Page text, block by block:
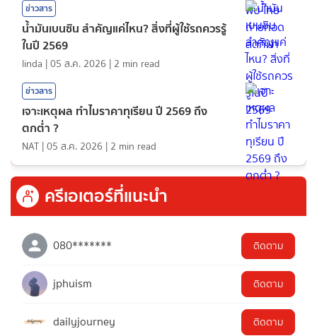
ข่าวสาร
น้ำมันเบนซิน สำคัญแค่ไหน? สิ่งที่ผู้ใช้รถควรรู้
ในปี 2569
linda |05 ส.ค. 2026 | 2 min read
ข่าวสาร
เจาะเหตุผล ทำไมราคาทุเรียน ปี 2569 ถึง
ตกต่ำ ?
NAT |05 ส.ค. 2026 | 2 min read
ครีเอเตอร์ที่แนะนำ
080******* ติดตาม
jphuism ติดตาม
dailyjourney ติดตาม